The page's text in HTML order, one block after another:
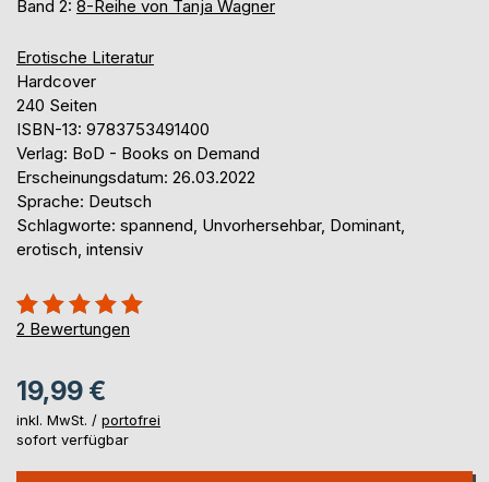
Band 2: 8-Reihe von Tanja Wagner
Erotische Literatur
Hardcover
240 Seiten
ISBN-13: 9783753491400
Verlag: BoD - Books on Demand
Erscheinungsdatum: 26.03.2022
Sprache: Deutsch
Schlagworte: spannend, Unvorhersehbar, Dominant,
erotisch, intensiv
Bewertung::
100%
2 Bewertungen
19,99 €
inkl. MwSt. / portofrei
sofort verfügbar